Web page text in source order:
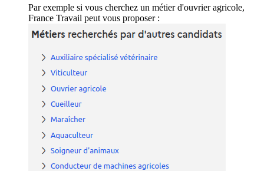
Par exemple si vous cherchez un métier d'ouvrier agricole,
France Travail peut vous proposer :